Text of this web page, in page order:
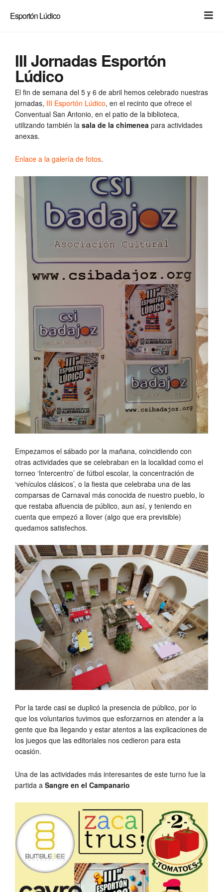
Esportón Lúdico Dark
III Jornadas Esportón
Lúdico
El fin de semana del 5 y 6 de abril hemos celebrado nuestras
jornadas, III Esportón Lúdico, en el recinto que ofrece el
Conventual San Antonio, en el patio de la biblioteca,
utilizando también la sala de la chimenea para actividades
anexas.
Enlace a la galería de fotos.
Empezamos el sábado por la mañana, coincidiendo con
otras actividades que se celebraban en la localidad como el
torneo ‘Intercentro’ de fútbol escolar, la concentración de
‘vehículos clásicos’, o la fiesta que celebraba una de las
comparsas de Carnaval más conocida de nuestro pueblo, lo
que restaba afluencia de público, aun así, y teniendo en
cuenta que empezó a llover (algo que era previsible)
quedamos satisfechos.
Por la tarde casi se duplicó la presencia de público, por lo
que los voluntarios tuvimos que esforzarnos en atender a la
gente que iba llegando y estar atentos a las explicaciones de
los juegos que las editoriales nos cedieron para esta
ocasión.
Una de las actividades más interesantes de este turno fue la
partida a Sangre en el Campanario